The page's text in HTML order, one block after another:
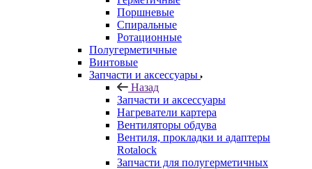
Поршневые
Спиральные
Ротационные
Полугерметичные
Винтовые
Запчасти и аксессуары
Назад
Запчасти и аксессуары
Нагреватели картера
Вентиляторы обдува
Вентиля, прокладки и адаптеры
Rotalock
Запчасти для полугерметичных